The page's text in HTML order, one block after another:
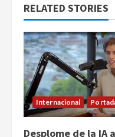
RELATED STORIES
Internacional
Desplome de la IA